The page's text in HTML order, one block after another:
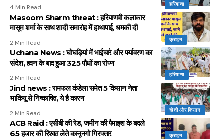
हरियाणा
4 Min Read
क्राइम
Masoom Sharm threat : हरियाणवी कलाकार
मासूम शर्मा के साथ शादी समारोह में हाथापाई, धमकी दी
2 Min Read
हरियाणा
Uchana News : घोघड़ियां में भाईचारे और पर्यावरण का
संदेश, हवन के बाद हुआ 325 पौधों का रोपण
2 Min Read
खेती और किसान
Jind news : रामफल कंडेला समेत 5 किसान नेता
भाकियू से निष्काषित, ये है कारण
2 Min Read
क्राइम
ACB Raid : एसीबी की रेड, जमीन की पैमाइश के बदले
65 हजार की रिश्वत लेते कानूनगो गिरफ्तार